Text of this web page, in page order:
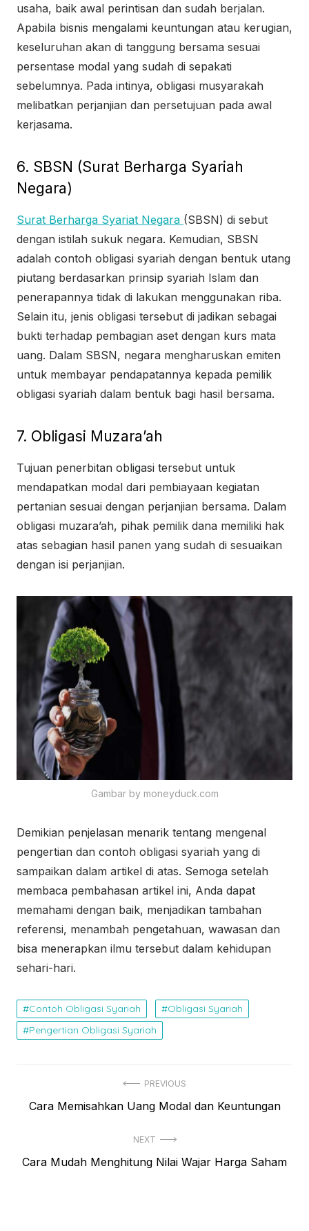
usaha, baik awal perintisan dan sudah berjalan.
Apabila bisnis mengalami keuntungan atau kerugian,
keseluruhan akan di tanggung bersama sesuai
persentase modal yang sudah di sepakati
sebelumnya. Pada intinya, obligasi musyarakah
melibatkan perjanjian dan persetujuan pada awal
kerjasama.
6. SBSN (Surat Berharga Syariah
Negara)
Surat Berharga Syariat Negara (SBSN) di sebut
dengan istilah sukuk negara. Kemudian, SBSN
adalah contoh obligasi syariah dengan bentuk utang
piutang berdasarkan prinsip syariah Islam dan
penerapannya tidak di lakukan menggunakan riba.
Selain itu, jenis obligasi tersebut di jadikan sebagai
bukti terhadap pembagian aset dengan kurs mata
uang. Dalam SBSN, negara mengharuskan emiten
untuk membayar pendapatannya kepada pemilik
obligasi syariah dalam bentuk bagi hasil bersama.
7. Obligasi Muzara’ah
Tujuan penerbitan obligasi tersebut untuk
mendapatkan modal dari pembiayaan kegiatan
pertanian sesuai dengan perjanjian bersama. Dalam
obligasi muzara’ah, pihak pemilik dana memiliki hak
atas sebagian hasil panen yang sudah di sesuaikan
dengan isi perjanjian.
Gambar by moneyduck.com
Demikian penjelasan menarik tentang mengenal
pengertian dan contoh obligasi syariah yang di
sampaikan dalam artikel di atas. Semoga setelah
membaca pembahasan artikel ini, Anda dapat
memahami dengan baik, menjadikan tambahan
referensi, menambah pengetahuan, wawasan dan
bisa menerapkan ilmu tersebut dalam kehidupan
sehari-hari.
Contoh Obligasi Syariah
Obligasi Syariah
Pengertian Obligasi Syariah
PREVIOUS
P
v
Cara Memisahkan Uang Modal dan Keuntungan
NEXT
N
Cara Mudah Menghitung Nilai Wajar Harga Saham